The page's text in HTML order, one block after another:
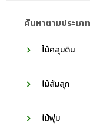
ค้นหาตามประเภ
ไม้คลุมดิน
ไม้ล้มลุก
ไม้พุ่ม